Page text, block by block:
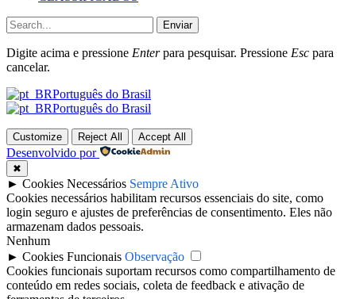
Enviar
Digite acima e pressione Enterpara pesquisar. Pressione Esc para
cancelar.
Português do Brasil
Português do Brasil
Customize Reject All Accept All
Desenvolvido por
✖
► Cookies Necessários Sempre Ativo
Cookies necessários habilitam recursos essenciais do site, como
login seguro e ajustes de preferências de consentimento. Eles não
armazenam dados pessoais.
Nenhum
► Cookies Funcionais Observação
Cookies funcionais suportam recursos como compartilhamento de
conteúdo em redes sociais, coleta de feedback e ativação de